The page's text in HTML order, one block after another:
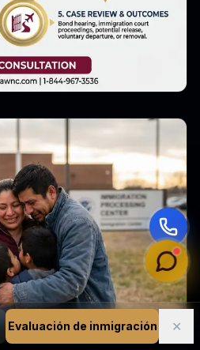
Evaluación de inmigración ✕